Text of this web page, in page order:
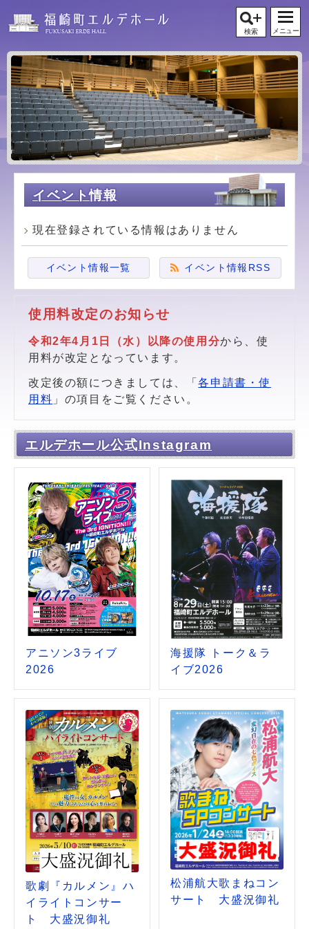
検索 メニュー
イベント情報
現在登録されている情報はありません
イベント情報一覧 イベント情報RSS
使用料改定のお知らせ
令和2年4月1日（水）以降の使用分から、使
用料が改定となっています。
改定後の額につきましては、「各申請書・使
用料 」の項目をご覧ください。
エルデホール公式Instagram
アニソン3ライブ
2026
海援隊 トーク＆ラ
イブ2026
歌劇『カルメン』ハ
イライトコンサー
ト 大盛況御礼
松浦航大歌まねコン
サート 大盛況御礼